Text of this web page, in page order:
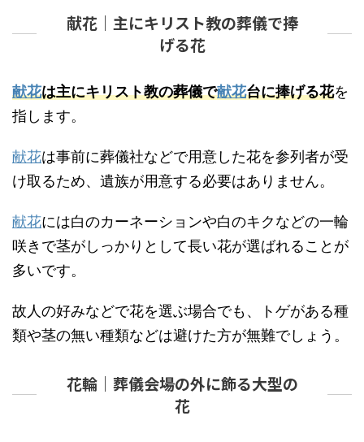
献花｜主にキリスト教の葬儀で捧
げる花
献花は主にキリスト教の葬儀で献花台に捧げる花を
指します。
献花は事前に葬儀社などで用意した花を参列者が受
け取るため、遺族が用意する必要はありません。
献花には白のカーネーションや白のキクなどの一輪
咲きで茎がしっかりとして長い花が選ばれることが
多いです。
故人の好みなどで花を選ぶ場合でも、トゲがある種
類や茎の無い種類などは避けた方が無難でしょう。
花輪｜葬儀会場の外に飾る大型の
花